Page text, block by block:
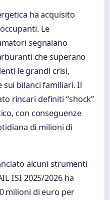
ha acquisito
Le
segnalano
che superano
le grandi crisi,
sui bilanci familiari. Il
rincari definiti “shock”
con conseguenze
di milioni di
alcuni strumenti
ISI 2025/2026 ha
milioni di euro per